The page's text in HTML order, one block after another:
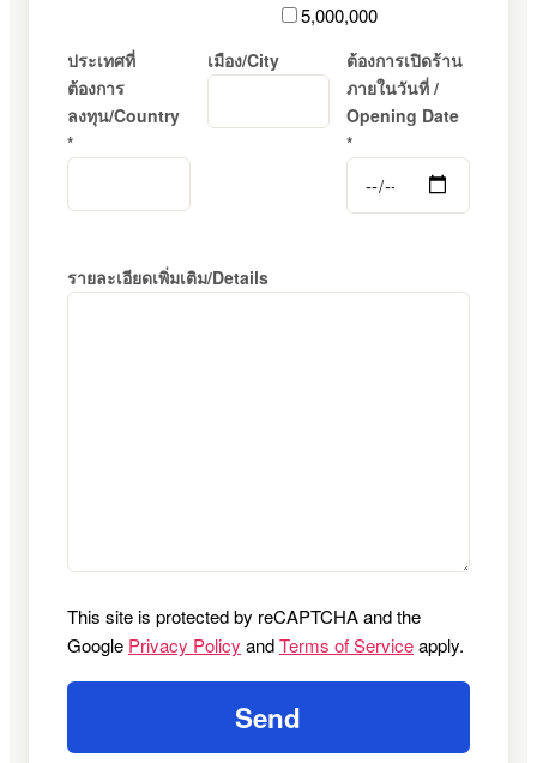
5,000,000
ประเทศที่
ต้องการ
ลงทุน/Country
*
เมือง/City
ต้องการเปิดร้าน
ภายในวันที่ /
Opening Date
*
รายละเอียดเพิ่มเติม/Details
This site is protected by reCAPTCHA and the
Google Privacy Policy andTerms of Serviceapply.